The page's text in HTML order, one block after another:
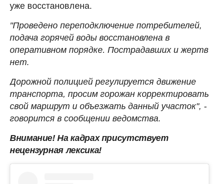
уже восстановлена.
"Проведено переподключение потребителей,
подача горячей воды восстановлена в
оперативном порядке. Пострадавших и жертв
нет.
Дорожной полицией регулируется движение
транспорта, просим горожан корректировать
свой маршрут и объезжать данный участок", -
говорится в сообщении ведомства.
Внимание! На кадрах присутствует
нецензурная лексика!